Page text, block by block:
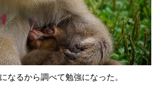
なるから調べて勉強になった。